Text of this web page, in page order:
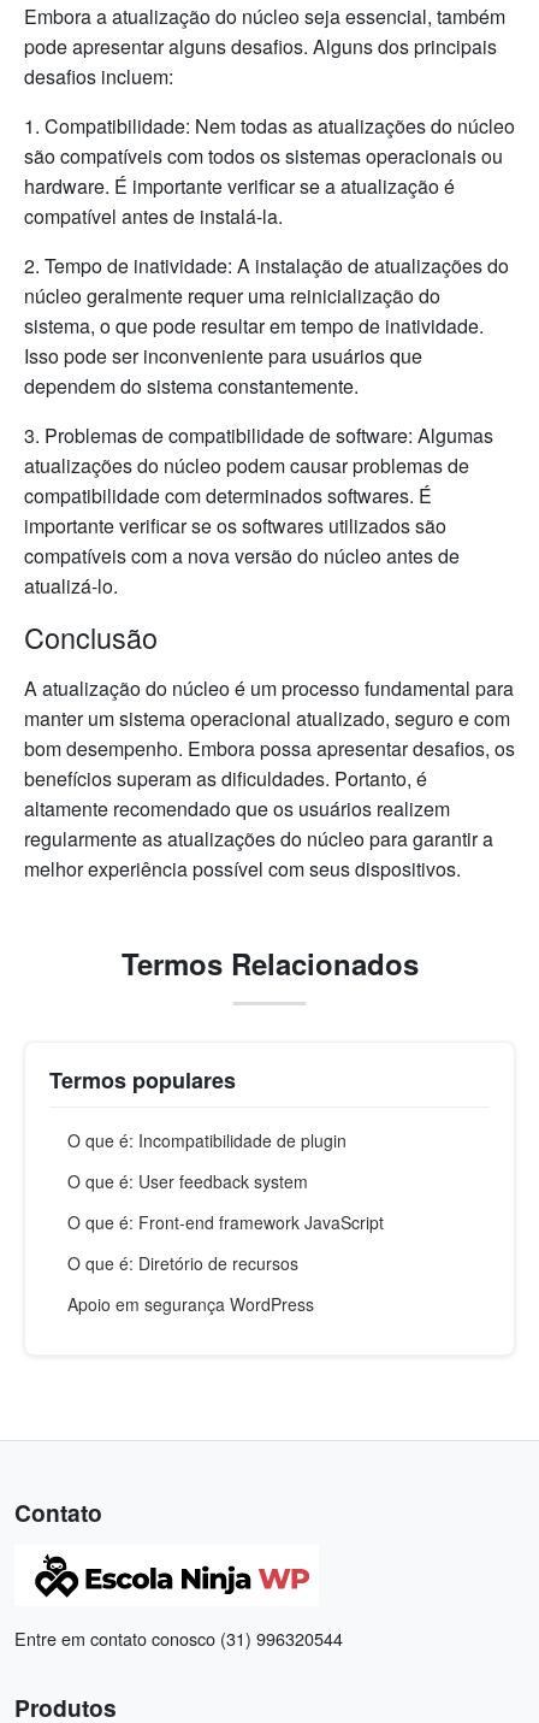
Embora a atualização do núcleo seja essencial, também
pode apresentar alguns desafios. Alguns dos principais
desafios incluem:
1. Compatibilidade: Nem todas as atualizações do núcleo
são compatíveis com todos os sistemas operacionais ou
hardware. É importante verificar se a atualização é
compatível antes de instalá-la.
2. Tempo de inatividade: A instalação de atualizações do
núcleo geralmente requer uma reinicialização do
sistema, o que pode resultar em tempo de inatividade.
Isso pode ser inconveniente para usuários que
dependem do sistema constantemente.
3. Problemas de compatibilidade de software: Algumas
atualizações do núcleo podem causar problemas de
compatibilidade com determinados softwares. É
importante verificar se os softwares utilizados são
compatíveis com a nova versão do núcleo antes de
atualizá-lo.
Conclusão
A atualização do núcleo é um processo fundamental para
manter um sistema operacional atualizado, seguro e com
bom desempenho. Embora possa apresentar desafios, os
benefícios superam as dificuldades. Portanto, é
altamente recomendado que os usuários realizem
regularmente as atualizações do núcleo para garantir a
melhor experiência possível com seus dispositivos.
Termos Relacionados
Termos populares
O que é: Incompatibilidade de plugin
O que é: User feedback system
O que é: Front-end framework JavaScript
O que é: Diretório de recursos
Apoio em segurança WordPress
Contato
Entre em contato conosco (31) 996320544
Produtos